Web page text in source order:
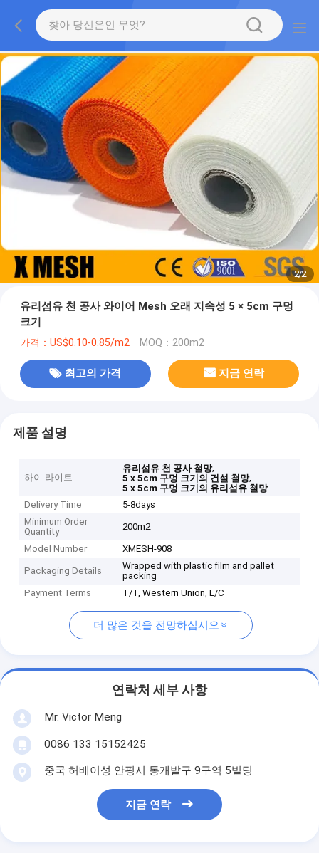
2/2
유리섬유 천 공사 와이어 Mesh 오래 지속성 5 × 5cm 구멍
크기
가격：US$0.10-0.85/m2 MOQ：200m2
최고의 가격 지금 연락
제품 설명
하이 라이트
유리섬유 천 공사 철망,
5 x 5cm 구멍 크기의 건설 철망,
5 x 5cm 구멍 크기의 유리섬유 철망
Delivery Time
5-8days
Minimum Order
Quantity
200m2
Model Number XMESH-908
Packaging Details
Wrapped with plastic film and pallet
packing
Payment Terms
T/T, Western Union, L/C
더 많은 것을 전망하십시오
연락처 세부 사항
Mr. Victor Meng
0086 133 15152425
중국 허베이성 안핑시 동개발구 9구역 5빌딩
지금 연락